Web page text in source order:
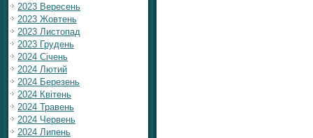
2023 Вересень
2023 Жовтень
2023 Листопад
2023 Грудень
2024 Січень
2024 Лютий
2024 Березень
2024 Квітень
2024 Травень
2024 Червень
2024 Липень